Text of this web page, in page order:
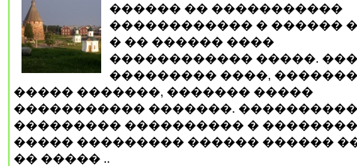
������ �� �����������
������������ � ������
� �� ������ ����
������������ �����.
��������� ����,
����� �������, ������� �����
����������� �������. ����������
��������� ���������� � ��������
����� ��������� ������ ������
�� ����� ..